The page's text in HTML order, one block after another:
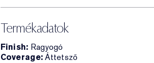
Termékadatok
Finish: Ragyogó
Coverage: Áttetsző